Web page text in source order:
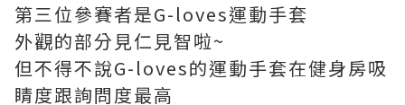
第三位參賽者是G-loves運動手套
外觀的部分見仁見智啦~
但不得不說G-loves的運動手套在健身房吸
睛度跟詢問度最高